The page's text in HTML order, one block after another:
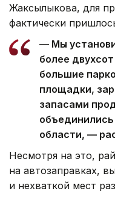
Жаксылыкова, для
фактически
— Мы
более
большие
площадки,
запасами
объединились
области, —
Несмотря на это,
на автозаправках,
и нехваткой мест